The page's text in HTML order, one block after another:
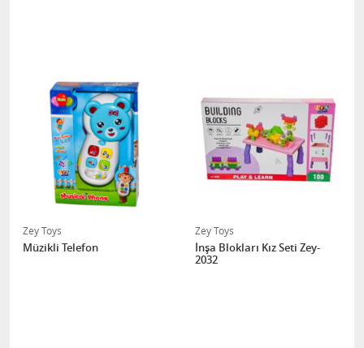
Zey Toys
Müzikli Telefon
Zey Toys
İnşa Blokları Kız Seti Zey-
2032